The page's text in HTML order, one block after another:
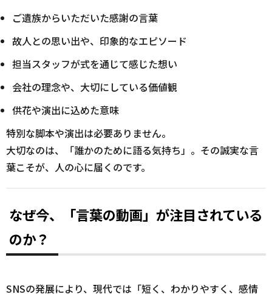
ご遺族からいただいた感謝の言葉
故人との思い出や、印象的なエピソード
担当スタッフが式を通じて感じた想い
会社の理念や、大切にしている価値観
供花や演出に込めた意味
特別な脚本や演出は必要ありません。
大切なのは、「誰かのために語る気持ち」。その誠実な言
葉こそが、人の心に届くのです。
なぜ今、「言葉の動画」が注目されている
のか？
SNSの発展により、現代では「短く、わかりやすく、感情